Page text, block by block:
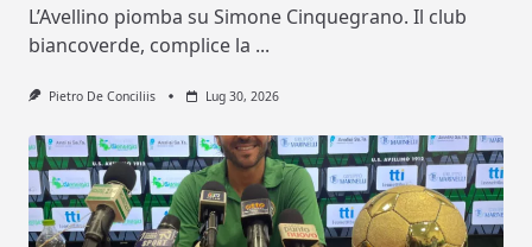
L’Avellino piomba su Simone Cinquegrano. Il club
biancoverde, complice la ...
Pietro De Conciliis Lug 30, 2026